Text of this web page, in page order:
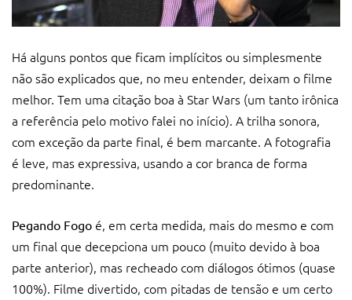
Há alguns pontos que ficam implícitos ou simplesmente
não são explicados que, no meu entender, deixam o filme
melhor. Tem uma citação boa à Star Wars (um tanto irônica
a referência pelo motivo falei no início). A trilha sonora,
com exceção da parte final, é bem marcante. A fotografia
é leve, mas expressiva, usando a cor branca de forma
predominante.
Pegando Fogo é, em certa medida, mais do mesmo e com
um final que decepciona um pouco (muito devido à boa
parte anterior), mas recheado com diálogos ótimos (quase
100%). Filme divertido, com pitadas de tensão e um certo